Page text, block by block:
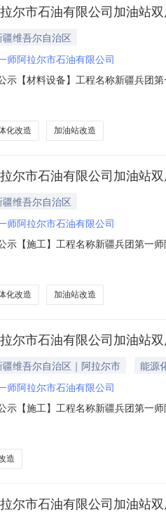
尔市石油有限公司加油站
疆维吾尔自治区
师阿拉尔市石油有限公司
示【材料设备】工程名称新疆兵团
元投标工期42日历天建造师姓名
元
化改造 加油站改造
尔市石油有限公司加油站
疆维吾尔自治区
师阿拉尔市石油有限公司
示【施工】工程名称新疆兵团第一
元投标工期50日历天建造师姓名注
元投标工期
化改造 加油站改造
尔市石油有限公司加油站
疆维吾尔自治区｜阿拉尔市
能源
师阿拉尔市石油有限公司
示【施工】工程名称新疆兵团第一
元投标工期50日历天建造师姓名注
元投标工期5
造
尔市石油有限公司加油站